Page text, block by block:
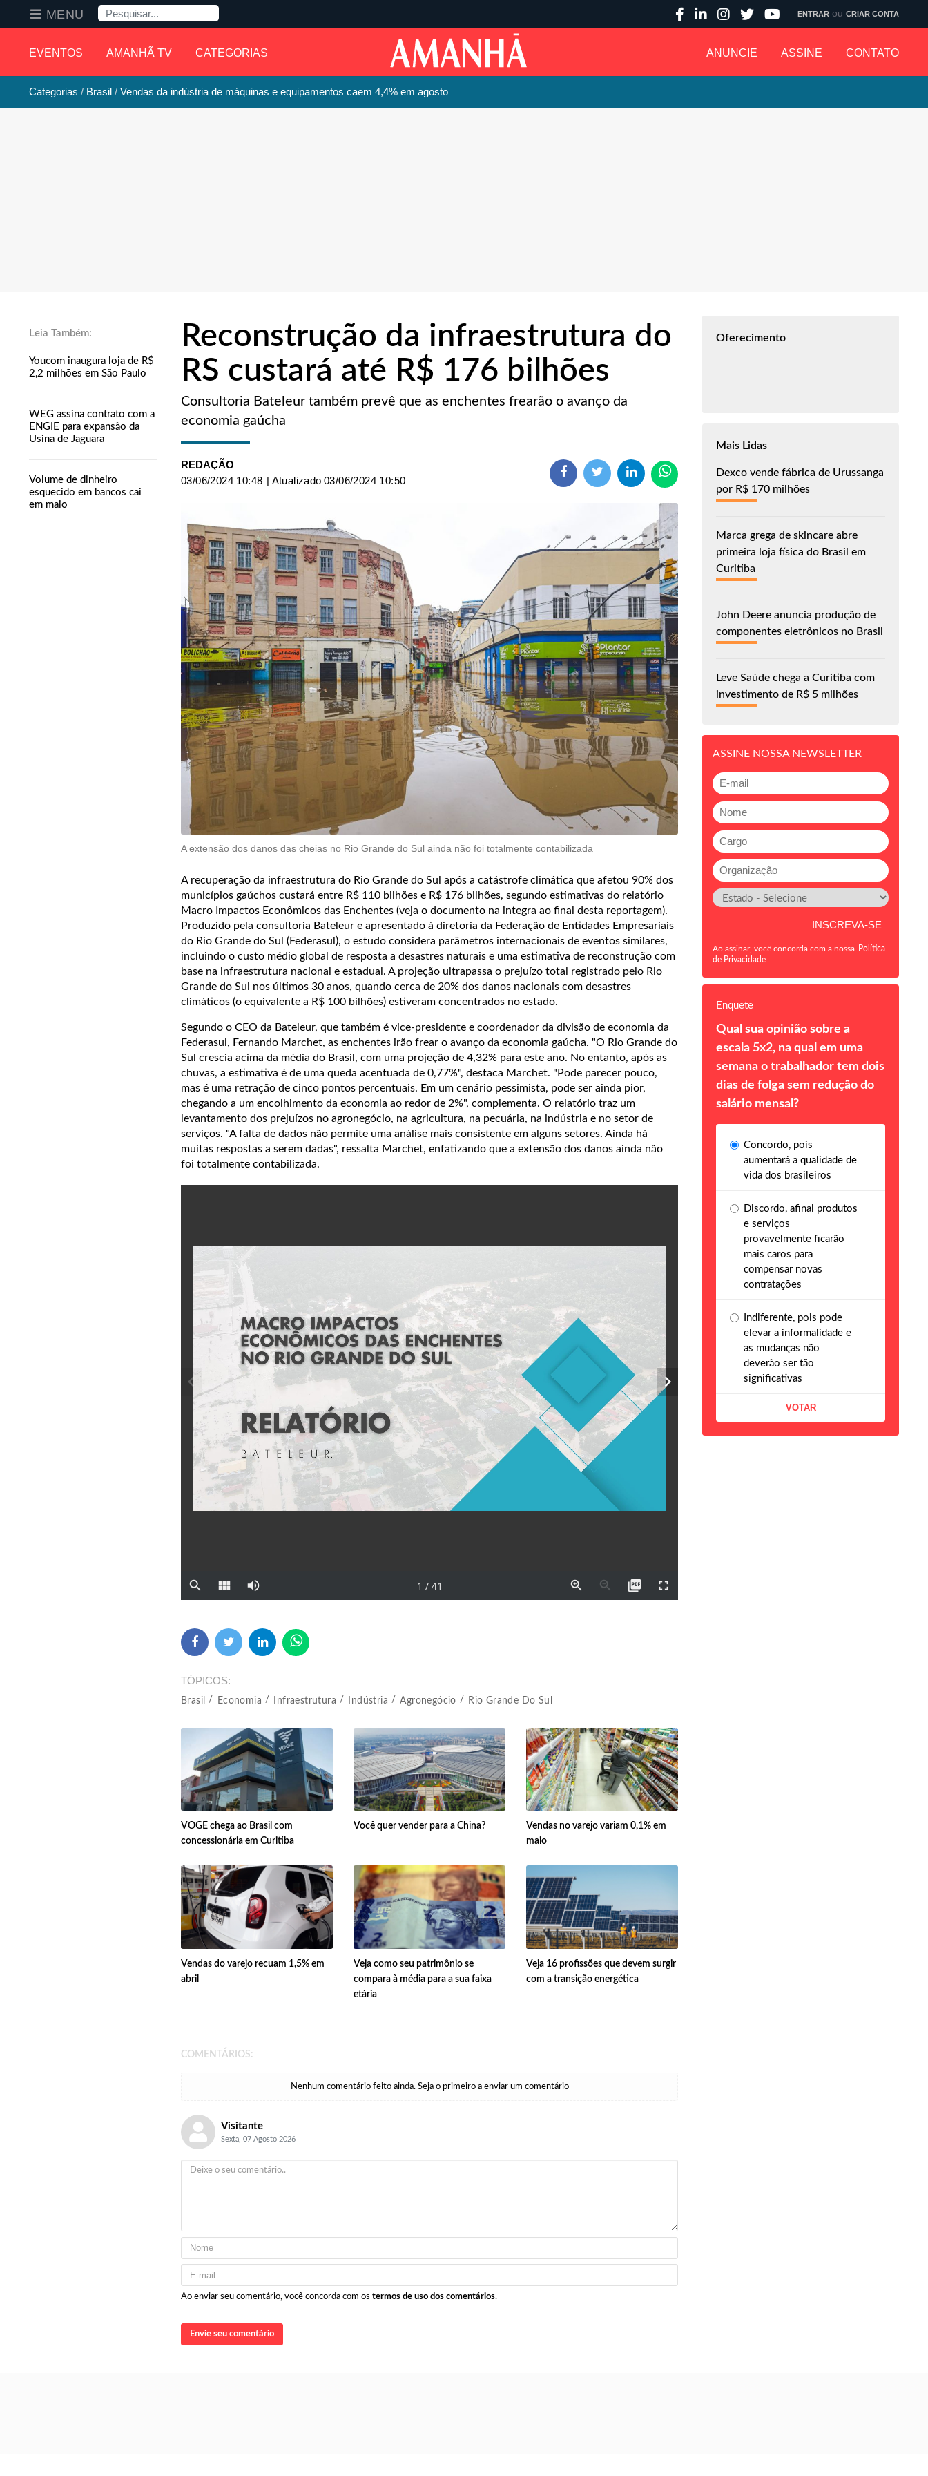
EVENTOS AMANHÃ TV CATEGORIAS ANUNCIE ASSINE CONTATO
MENU Pesquisa ENTRAR ou CRIAR CONTA
Categorias Brasil Vendas da indústria de máquinas e equipamentos caem 4,4% em agosto
Youcom inaugura loja de R$
2,2 milhões em São Paulo
WEG assina contrato com a
ENGIE para expansão da
Usina de Jaguara
Volume de dinheiro
esquecido em bancos cai
em maio
Reconstrução da infraestrutura do
RS custará até R$ 176 bilhões
Consultoria Bateleur também prevê que as enchentes frearão o avanço da
economia gaúcha
REDAÇÃO
03/06/2024 10:48 | Atualizado 03/06/2024 10:50
A extensão dos danos das cheias no Rio Grande do Sul ainda não foi totalmente contabilizada
A recuperação da infraestrutura do Rio Grande do Sul após a catástrofe climática que afetou 90% dos
municípios gaúchos custará entre R$ 110 bilhões e R$ 176 bilhões, segundo estimativas do relatório
Macro Impactos Econômicos das Enchentes (veja o documento na integra ao final desta reportagem).
Produzido pela consultoria Bateleur e apresentado à diretoria da Federação de Entidades Empresariais
do Rio Grande do Sul (Federasul), o estudo considera parâmetros internacionais de eventos similares,
incluindo o custo médio global de resposta a desastres naturais e uma estimativa de reconstrução com
base na infraestrutura nacional e estadual. A projeção ultrapassa o prejuízo total registrado pelo Rio
Grande do Sul nos últimos 30 anos, quando cerca de 20% dos danos nacionais com desastres
climáticos (o equivalente a R$ 100 bilhões) estiveram concentrados no estado.
Segundo o CEO da Bateleur, que também é vice-presidente e coordenador da divisão de economia da
Federasul, Fernando Marchet, as enchentes irão frear o avanço da economia gaúcha. "O Rio Grande do
Sul crescia acima da média do Brasil, com uma projeção de 4,32% para este ano. No entanto, após as
chuvas, a estimativa é de uma queda acentuada de 0,77%", destaca Marchet. "Pode parecer pouco,
mas é uma retração de cinco pontos percentuais. Em um cenário pessimista, pode ser ainda pior,
chegando a um encolhimento da economia ao redor de 2%", complementa. O relatório traz um
levantamento dos prejuízos no agronegócio, na agricultura, na pecuária, na indústria e no setor de
serviços. "A falta de dados não permite uma análise mais consistente em alguns setores. Ainda há
muitas respostas a serem dadas", ressalta Marchet, enfatizando que a extensão dos danos ainda não
foi totalmente contabilizada.
TÓPICOS
Brasil Economia Infraestrutura Indústria Agronegócio Rio Grande Do Sul
VOGE chega ao Brasil com
concessionária em Curitiba
Você quer vender para a China?
Vendas no varejo variam 0,1% em
maio
Vendas do varejo recuam 1,5% em
abril
Veja como seu patrimônio se
compara à média para a sua faixa
etária
Veja 16 profissões que devem surgir
com a transição energética
COMENTÁRIOS:
Nenhum comentário feito ainda. Seja o primeiro a enviar um comentário
Visitante
Sexta, 07 Agosto 2026
Ao enviar seu comentário, você concorda com os termos de uso dos comentários.
Envie seu comentário
Oferecimento
Mais Lidas
Dexco vende fábrica de Urussanga
por R$ 170 milhões
Marca grega de skincare abre
primeira loja física do Brasil em
Curitiba
John Deere anuncia produção de
componentes eletrônicos no Brasil
Leve Saúde chega a Curitiba com
investimento de R$ 5 milhões
ASSINE NOSSA NEWSLETTER
Ao assinar, você concorda com a nossa Política
de Privacidade
Enquete
Qual sua opinião sobre a
escala 5x2, na qual em uma
semana o trabalhador tem dois
dias de folga sem redução do
salário mensal?
Concordo, pois
aumentará a qualidade de
vida dos brasileiros
Discordo, afinal produtos
e serviços
provavelmente ficarão
mais caros para
compensar novas
contratações
Indiferente, pois pode
elevar a informalidade e
as mudanças não
deverão ser tão
significativas